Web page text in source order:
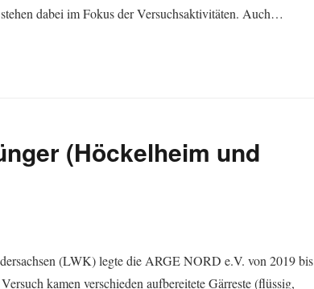
dabei im Fokus der Versuchsaktivitäten. Auch…
(Höckelheim und
(LWK) legte die ARGE NORD e.V. von 2019 bis
kamen verschieden aufbereitete Gärreste (flüssig,